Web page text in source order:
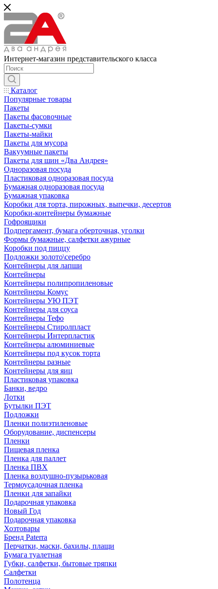
Интернет-магазин представительского класса
Каталог
Популярные товары
Пакеты
Пакеты фасовочные
Пакеты-сумки
Пакеты-майки
Пакеты для мусора
Вакуумные пакеты
Пакеты для шин «Два Андрея»
Одноразовая посуда
Пластиковая одноразовая посуда
Бумажная одноразовая посуда
Бумажная упаковка
Коробки для торта, пирожных, выпечки, десертов
Коробки-контейнеры бумажные
Гофроящики
Подпергамент, бумага оберточная, уголки
Формы бумажные, салфетки ажурные
Коробки под пиццу
Подложки золото\серебро
Контейнеры для лапши
Контейнеры
Контейнеры полипропиленовые
Контейнеры Комус
Контейнеры УЮ ПЭТ
Контейнеры для соуса
Контейнеры Тефо
Контейнеры Стиролпласт
Контейнеры Интерпластик
Контейнеры алюминиевые
Контейнеры под кусок торта
Контейнеры разные
Контейнеры для яиц
Пластиковая упаковка
Банки, ведро
Лотки
Бутылки ПЭТ
Подложки
Пленки полиэтиленовые
Оборудование, диспенсеры
Пленки
Пищевая пленка
Пленка для паллет
Пленка ПВХ
Пленка воздушно-пузырьковая
Термоусадочная пленка
Пленки для запайки
Подарочная упаковка
Новый Год
Подарочная упаковка
Хозтовары
Бренд Paterra
Перчатки, маски, бахилы, плащи
Бумага туалетная
Губки, салфетки, бытовые тряпки
Салфетки
Полотенца